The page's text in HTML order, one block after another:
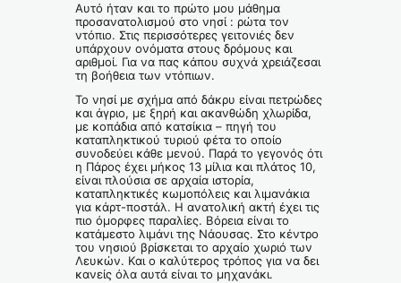
Αυτό ήταν και το πρώτο μου μάθημα
προσανατολισμού στο νησί : ρώτα τον
ντόπιο. Στις περισσότερες γειτονιές δεν
υπάρχουν ονόματα στους δρόμους και
αριθμοί. Για να πας κάπου συχνά χρειάζεσαι
τη βοήθεια των ντόπιων.
Το νησί με σχήμα από δάκρυ είναι πετρώδες
και άγριο, με ξηρή και ακανθώδη χλωρίδα,
με κοπάδια από κατσίκια – πηγή του
καταπληκτικού τυριού φέτα το οποίο
συνοδεύει κάθε μενού. Παρά το γεγονός ότι
η Πάρος έχει μήκος 13 μίλια και πλάτος 10,
είναι πλούσια σε αρχαία ιστορία,
καταπληκτικές κωμοπόλεις και λιμανάκια
για κάρτ-ποστάλ. Η ανατολική ακτή έχει τις
πιο όμορφες παραλίες. Βόρεια είναι το
κατάμεστο λιμάνι της Νάουσας. Στο κέντρο
του νησιού βρίσκεται το αρχαίο χωριό των
Λευκών. Και ο καλύτερος τρόπος για να δει
κανείς όλα αυτά είναι το μηχανάκι.